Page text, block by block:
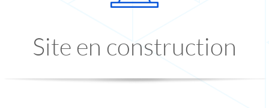
Site en construction